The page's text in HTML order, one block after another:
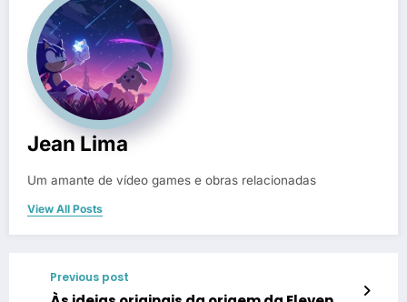
Jean Lima
Um amante de vídeo games e obras relacionadas
View All Posts
Previous post